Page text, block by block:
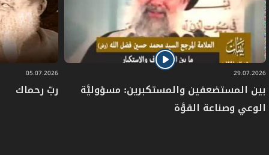
29.07.2026
بين المستضعفين والمستكبرين: مسؤوليَّة
الوعي وصناعة القوَّة
05.07.2026
ربّ رحماك